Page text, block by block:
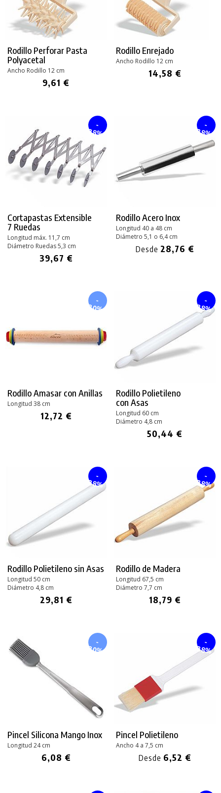
Rodillo Perforar Pasta
Polyacetal
Ancho Rodillo 12 cm
9,61 €
Rodillo Enrejado
Ancho Rodillo 12 cm
14,58 €
-
28%
Cortapastas Extensible
7 Ruedas
Longitud máx. 11,7 cm
Diámetro Ruedas 5,3 cm
39,67 €
-
28%
Rodillo Acero Inox
Longitud 40 a 48 cm
Diámetro 5,1 o 6,4 cm
Desde 28,76 €
-
20%
Rodillo Amasar con Anillas
Longitud 38 cm
12,72 €
-
28%
Rodillo Polietileno
con Asas
Longitud 60 cm
Diámetro 4,8 cm
50,44 €
-
28%
Rodillo Polietileno sin Asas
Longitud 50 cm
Diámetro 4,8 cm
29,81 €
-
28%
Rodillo de Madera
Longitud 67,5 cm
Diámetro 7,7 cm
18,79 €
-
20%
Pincel Silicona Mango Inox
Longitud 24 cm
6,08 €
-
28%
Pincel Polietileno
Ancho 4 a 7,5 cm
Desde 6,52 €